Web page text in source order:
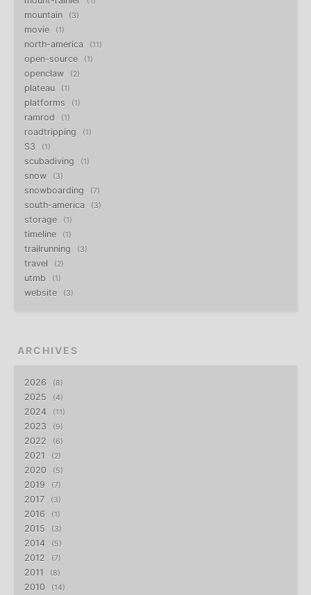
mountain 3
movie 1
north-america 11
open-source 1
openclaw 2
plateau 1
platforms 1
ramrod 1
roadtripping 1
S3 1
scubadiving 1
snow 3
snowboarding 7
south-america 3
storage 1
timeline 1
trailrunning 3
travel 2
utmb 1
website 3
ARCHIVES
2026 8
2025 4
2024 11
2023 9
2022 6
2021 2
2020 5
2019 7
2017 3
2016 1
2015 3
2014 5
2012 7
2011 8
2010 14